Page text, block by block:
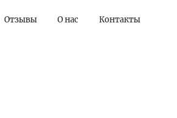
Отзывы О нас
Контакты